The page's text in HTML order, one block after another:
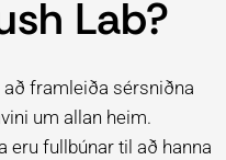
Lab?
framleiða sérsniðna
um allan heim.
eru fullbúnar til að hanna